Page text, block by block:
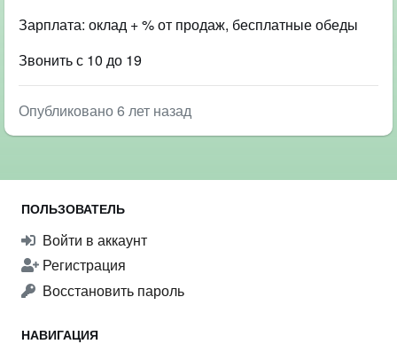
Зарплата: оклад + % от продаж, бесплатные обеды
Звонить с 10 до 19
Опубликовано 6 лет назад
ПОЛЬЗОВАТЕЛЬ
Войти в аккаунт
Регистрация
Восстановить пароль
НАВИГАЦИЯ